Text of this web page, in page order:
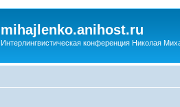
mihajlenko.anihost.ru
Интерлингвистическая конференция Николая